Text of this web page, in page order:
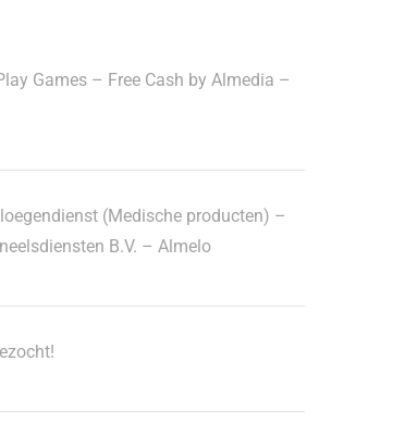
Games – Free Cash by Almedia –
(Medische producten) –
B.V. – Almelo